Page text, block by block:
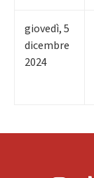
giovedì,5
dicembre
2024